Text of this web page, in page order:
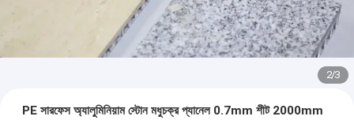
2/3
PE সারফেস অ্যালুমিনিয়াম স্টোন মধুচক্র প্যানেল 0.7mm শীট 2000mm